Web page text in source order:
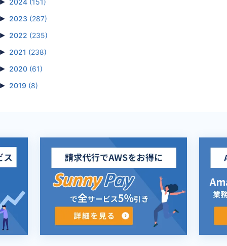
2023 (287)
2022 (235)
2021 (238)
2020 (61)
2019 (8)